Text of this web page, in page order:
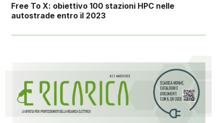
Free To X: obiettivo 100 stazioni HPC nelle
autostrade entro il 2023